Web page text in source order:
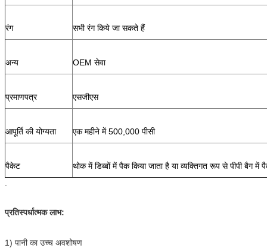
रंग सभी रंग किये जा सकते हैं
अन्य OEM सेवा
प्रमाणपत्र एसजीएस
आपूर्ति की योग्यता एक महीने में 500,000 पीसी
पैकेट
थोक में डिब्बों में पैक किया जाता है या व्यक्तिगत रूप से पीपी बैग में
प्रतिस्पर्धात्मक लाभ:
1) पानी का उच्च अवशोषण